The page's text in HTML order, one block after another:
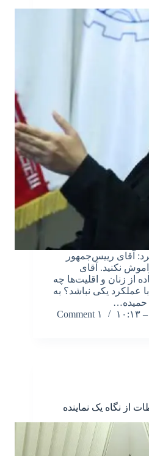
آقای رییس‌جمهور
نکنید. آقای
از زنان و اقلیت‌ها چه
عملکرد یکی نباشد؟ به
حمیده…
۱ Comment
از نگاه یک نماینده